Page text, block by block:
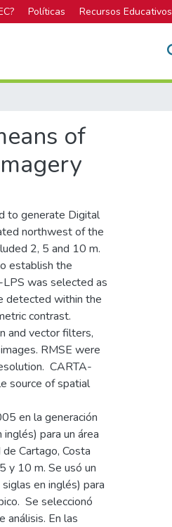
Políticas Recursos Educativos
of
to generate Digital
northwest of the
2, 5 and 10 m.
establish the
was selected as
detected within the
contrast.
and vector filters,
RMSE were
CARTA-
source of spatial
en la generación
para un área
Cartago, Costa
y 10 m. Se usó un
en inglés) para
Se seleccionó
análisis. En las